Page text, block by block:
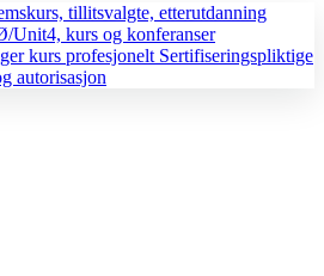
tillitsvalgte, etterutdanning
Unit4, kurs og konferanser
kurs profesjonelt Sertifiseringspliktige
autorisasjon